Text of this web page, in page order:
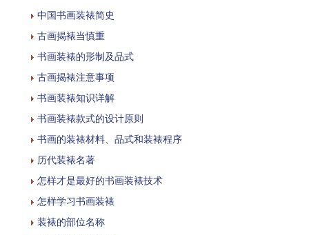
中国书画装裱简史
古画揭裱当慎重
书画装裱的形制及品式
古画揭裱注意事项
书画装裱知识详解
书画装裱款式的设计原则
书画的装裱材料、品式和装裱程序
历代装裱名著
怎样才是最好的书画装裱技术
怎样学习书画装裱
装裱的部位名称